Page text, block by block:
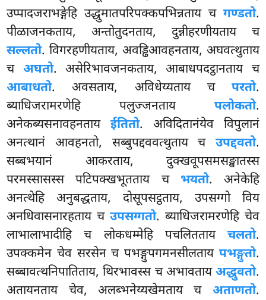
उप्पादजराभङ्गेहि उद्धुमातपरिपक्कपभिन्नताय च गण्डतो.
पीळाजनकताय, अन्तोतुदनताय, दुन्नीहरणीयताय च
सल्लतो. विगरहणीयताय, अवड्ढिआवहनताय, अघवत्थुताय
च अघतो. असेरिभावजनकताय, आबाधपदट्ठानताय च
आबाधतो. अवसताय, अविधेय्यताय च परतो.
ब्याधिजरामरणेहि पलुज्जनताय पलोकतो.
अनेकब्यसनावहनतायईतितो. अविदितानंयेव विपुलानं
अनत्थानं आवहनतो, सब्बुपद्दववत्थुताय च उपद्दवतो.
सब्बभयानं आकरताय, दुक्खवूपसमसङ्खातस्स
परमस्सासस्स पटिपक्खभूतताय च भयतो. अनेकेहि
अनत्थेहि अनुबद्धताय, दोसूपसट्ठताय, उपसग्गो विय
अनधिवासनारहताय च उपसग्गतो. ब्याधिजरामरणेहि चेव
लाभालाभादीहि च लोकधम्मेहि पचलितताय चलतो.
उपक्कमेन चेव सरसेन च पभङ्गुपगमनसीलताय पभङ्गुतो.
सब्बावत्थनिपातिताय, थिरभावस्स च अभावतायअद्धुवतो.
अतायनताय चेव, अलब्भनेय्यखेमताय च अताणतो.